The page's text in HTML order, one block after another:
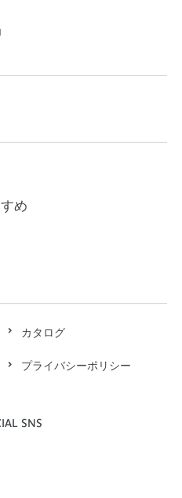
カタログ
プライバシーポリシー
SNS
め